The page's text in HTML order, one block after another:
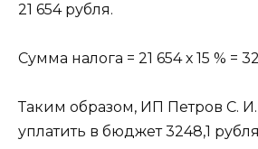
21 654 рубля.
Сумма налога = 21 654 х 15 % =
Таким образом, ИП Петров С.
уплатить в бюджет 3248,1